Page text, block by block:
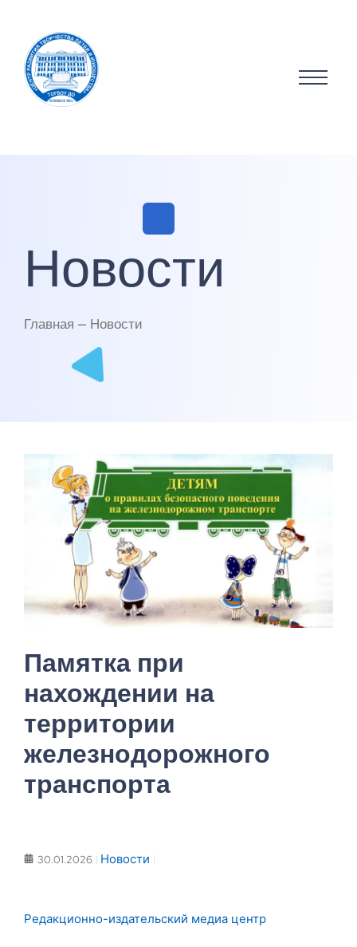
Новости
Главная — Новости
Памятка при
нахождении на
территории
железнодорожного
транспорта
30.01.2026 Новости
Редакционно-издательский медиа центр